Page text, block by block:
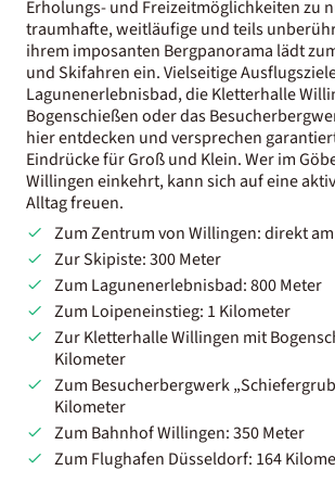
Erholungs- und Freizeitmöglichkeiten zu
traumhafte, weitläufige und teils
ihrem imposanten Bergpanorama lädt
und Skifahren ein. Vielseitige
Lagunenerlebnisbad, die Kletterhalle
Bogenschießen oder das
hier entdecken und versprechen
Eindrücke für Groß und Klein. Wer im
Willingen einkehrt, kann sich auf eine
Alltag freuen.
Zum Zentrum von Willingen: direkt
Zur Skipiste: 300 Meter
Zum Lagunenerlebnisbad: 800 Meter
Zum Loipeneinstieg: 1 Kilometer
Zur Kletterhalle Willingen mit
Kilometer
Zum Besucherbergwerk
Kilometer
Zum Bahnhof Willingen: 350 Meter
Zum Flughafen Düsseldorf: 164